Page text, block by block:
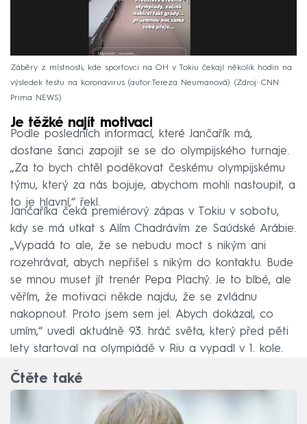
Záběry z místnosti, kde sportovci na OH v Tokiu čekají několik hodin na
výsledek testu na koronavirus (autor:Tereza Neumanová)
Zdroj: CNN
Prima NEWS
Je těžké najít motivaci
Podle posledních informací, které Jančařík má,
dostane šanci zapojit se se do olympijského turnaje.
„Za to bych chtěl poděkovat českému olympijskému
týmu, který za nás bojuje, abychom mohli nastoupit, a
to je hlavní,“ řekl.
Jančaříka čeká premiérový zápas v Tokiu v sobotu,
kdy se má utkat s Alím Chadrávím ze Saúdské Arábie.
„Vypadá to ale, že se nebudu moct s nikým ani
rozehrávat, abych nepřišel s nikým do kontaktu. Bude
se mnou muset jít trenér Pepa Plachý. Je to blbé, ale
věřím, že motivaci někde najdu, že se zvládnu
nakopnout. Proto jsem sem jel. Abych dokázal, co
umím,“ uvedl aktuálně 93. hráč světa, který před pěti
lety startoval na olympiádě v Riu a vypadl v 1. kole.
Čtěte také